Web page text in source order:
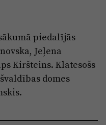
piedalījās
Jeļena
Kiršteins. Klātesošs
domes